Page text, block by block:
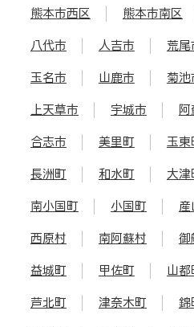
熊本市西区 熊本市南区
八代市 人吉市 荒尾
玉名市 山鹿市 菊池
上天草市 宇城市 阿
合志市 美里町 玉東
長洲町 和水町 大津
南小国町 小国町 産
西原村 南阿蘇村 御
益城町 甲佐町 山都
芦北町 津奈木町 錦